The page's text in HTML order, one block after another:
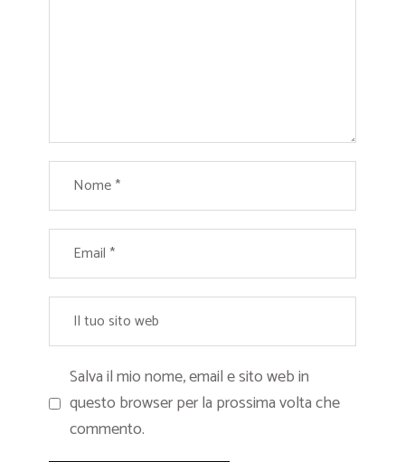
Salva il mio nome, email e sito web in
questo browser per la prossima volta che
commento.